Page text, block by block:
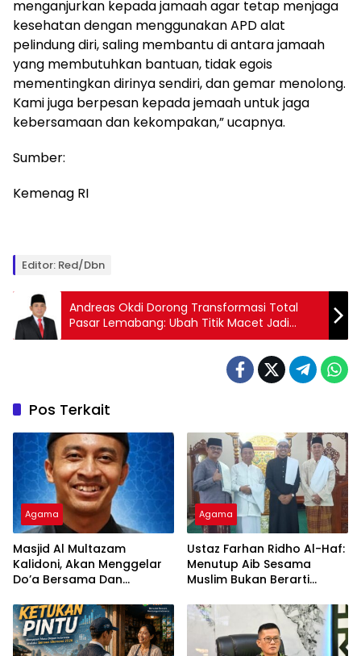
menganjurkan kepada jamaah agar tetap menjaga
kesehatan dengan menggunakan APD alat
pelindung diri, saling membantu di antara jamaah
yang membutuhkan bantuan, tidak egois
mementingkan dirinya sendiri, dan gemar menolong.
Kami juga berpesan kepada jemaah untuk jaga
kebersamaan dan kekompakan,” ucapnya.
Sumber:
Kemenag RI
Editor: Red/Dbn
Andreas Okdi Dorong Transformasi Total
Pasar Lemabang: Ubah Titik Macet Jadi
Pusat Ekonomi Rakyat
Pos Terkait
Agama
Masjid Al Multazam
Kalidoni, Akan Menggelar
Do’a Bersama Dan
RI Ke-81 Dengan
Pembicara Ustadz Qoim
Nur’aini M.Pd
Agama
Ustaz Farhan Ridho Al-Haf:
Menutup Aib Sesama
Muslim Bukan Berarti